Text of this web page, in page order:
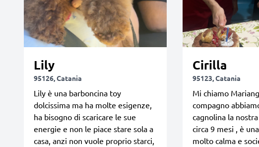
Lily
95126, Catania
Lily è una barboncina toy
dolcissima ma ha molte esigenze,
ha bisogno di scaricare le sue
energie e non le piace stare sola a
casa, anzi non vuole proprio starci,
Cirilla
95123, Catania
Mi chiamo
compagno
cagnolina la
circa 9 mesi , è
molto calma e